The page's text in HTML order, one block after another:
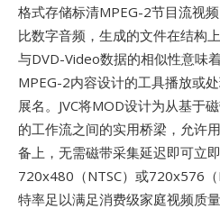
格式存储标清MPEG-2节目流视
比数字音频，生成的文件在结构
与DVD-Video数据的相似性意味
MPEG-2内容设计的工具播放或
展名。JVC将MOD设计为从基于
的工作流之间的实用桥梁，允许
备上，无需磁带采集延迟即可立
720x480（NTSC）或720x576
特率足以满足消费级家庭视频质